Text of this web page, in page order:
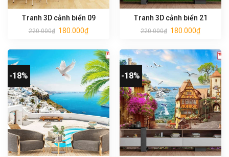
Tranh 3D cảnh biển 09
220.000₫ 180.000₫
Tranh 3D cảnh biển 21
220.000₫ 180.000₫
-18% -18%